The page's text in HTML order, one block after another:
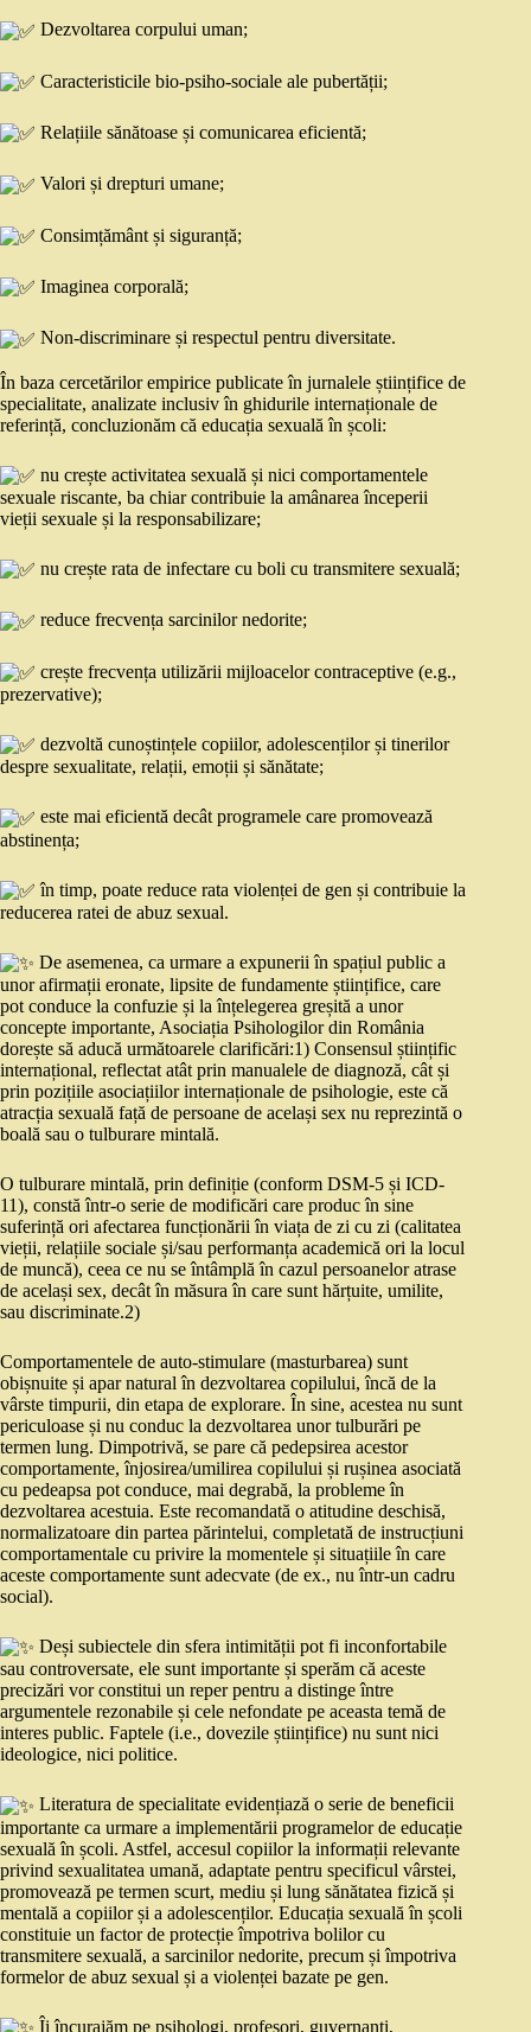
Dezvoltarea corpului uman;
Caracteristicile bio-psiho-sociale ale pubertății;
Relațiile sănătoase și comunicarea eficientă;
Valori și drepturi umane;
Consimțământ și siguranță;
Imaginea corporală;
Non-discriminare și respectul pentru diversitate.
În baza cercetărilor empirice publicate în jurnalele științifice de
specialitate, analizate inclusiv în ghidurile internaționale de
referință, concluzionăm că educația sexuală în școli:
nu crește activitatea sexuală și nici comportamentele
sexuale riscante, ba chiar contribuie la amânarea începerii
vieții sexuale și la responsabilizare;
nu crește rata de infectare cu boli cu transmitere sexuală;
reduce frecvența sarcinilor nedorite;
crește frecvența utilizării mijloacelor contraceptive (e.g.,
prezervative);
dezvoltă cunoștințele copiilor, adolescenților și tinerilor
despre sexualitate, relații, emoții și sănătate;
este mai eficientă decât programele care promovează
abstinența;
în timp, poate reduce rata violenței de gen și contribuie la
reducerea ratei de abuz sexual.
De asemenea, ca urmare a expunerii în spațiul public a
unor afirmații eronate, lipsite de fundamente științifice, care
pot conduce la confuzie și la înțelegerea greșită a unor
concepte importante, Asociația Psihologilor din România
dorește să aducă următoarele clarificări:1) Consensul științific
internațional, reflectat atât prin manualele de diagnoză, cât și
prin pozițiile asociațiilor internaționale de psihologie, este că
atracția sexuală față de persoane de același sex nu reprezintă o
boală sau o tulburare mintală.
O tulburare mintală, prin definiție (conform DSM-5 și ICD-
11), constă într-o serie de modificări care produc în sine
suferință ori afectarea funcționării în viața de zi cu zi (calitatea
vieții, relațiile sociale și/sau performanța academică ori la locul
de muncă), ceea ce nu se întâmplă în cazul persoanelor atrase
de același sex, decât în măsura în care sunt hărțuite, umilite,
sau discriminate.2)
Comportamentele de auto-stimulare (masturbarea) sunt
obișnuite și apar natural în dezvoltarea copilului, încă de la
vârste timpurii, din etapa de explorare. În sine, acestea nu sunt
periculoase și nu conduc la dezvoltarea unor tulburări pe
termen lung. Dimpotrivă, se pare că pedepsirea acestor
comportamente, înjosirea/umilirea copilului și rușinea asociată
cu pedeapsa pot conduce, mai degrabă, la probleme în
dezvoltarea acestuia. Este recomandată o atitudine deschisă,
normalizatoare din partea părintelui, completată de instrucțiuni
comportamentale cu privire la momentele și situațiile în care
aceste comportamente sunt adecvate (de ex., nu într-un cadru
social).
Deși subiectele din sfera intimității pot fi inconfortabile
sau controversate, ele sunt importante și sperăm că aceste
precizări vor constitui un reper pentru a distinge între
argumentele rezonabile și cele nefondate pe aceasta temă de
interes public. Faptele (i.e., dovezile științifice) nu sunt nici
ideologice, nici politice.
Literatura de specialitate evidențiază o serie de beneficii
importante ca urmare a implementării programelor de educație
sexuală în școli. Astfel, accesul copiilor la informații relevante
privind sexualitatea umană, adaptate pentru specificul vârstei,
promovează pe termen scurt, mediu și lung sănătatea fizică și
mentală a copiilor și a adolescenților. Educația sexuală în școli
constituie un factor de protecție împotriva bolilor cu
transmitere sexuală, a sarcinilor nedorite, precum și împotriva
formelor de abuz sexual și a violenței bazate pe gen.
Îi încurajăm pe psihologi, profesori, guvernanți,